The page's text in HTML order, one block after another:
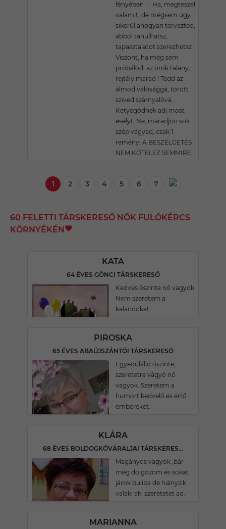
fényében ! - Ha, megteszel
valamit, de mégsem úgy
sikerül ahogyan tervezted,
abból tanulhatsz,
tapasztalatot szerezhetsz !
Viszont, ha meg sem
próbálod, az örök talány,
rejtély marad ! Tedd az
álmod valósággá, törött
szíved szárnyalóvá.
Ketyegődnek adj most
esélyt, Ne, maradjon sok
szép vágyad, csak 1
remény. A BESZÉLGETÉS
NEM KÖTELEZ SEMMIRE.
1 2 3 4 5 6 7
60 FELETTI TÁRSKERESŐ NŐK FULÓKÉRCS
KÖRNYÉKÉN
KATA
64 ÉVES GÖNCI TÁRSKERESŐ
Kedves őszinte nő vagyok.
Nem szeretem a
kalandokat.
PIROSKA
65 ÉVES ABAÚJSZÁNTÓI TÁRSKERESŐ
Egyedülálló őszinte,
szeretetre vágyó nő
vagyok. Szeretem a
humort kedvelő és értő
embereket.
KLÁRA
68 ÉVES BOLDOGKŐVÁRALJAI TÁRSKERESŐ
Magányos vagyok ,bár
még dolgozom és sokat
járok buliba de hiányzik
valaki aki szeretetet ad.
MARIANNA